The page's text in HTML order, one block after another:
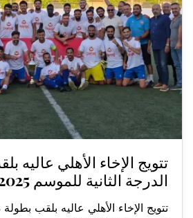
تتويج الإخاء الأهلي عاليه
الدرجة الثانية للموسم 2025-2026
تتويج الإخاء الأهلي عاليه بلقب